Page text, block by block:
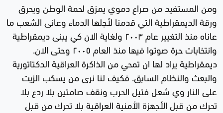
ومن المستفيد من صراع دموي يمزق لحمة الوطن ويحرق
ورقة الديمقراطية التي قدمنا لأجلها الدماء وعانى الشعب ما
عاناه منذ التغيير عام ٢٠٠٣ ولغاية الان كي يبنى ديمقراطية
وانتخابات حرة صوتوا فيها منذ العام ٢٠٠٥ وحتى الان.
ديمقراطية يراد لها ان تمحي من الذاكرة العراقية الدكتاتورية
والبعث والنظام السابق. فكيف لنا نرى من يسكب الزيت
على النار وي شعل فتيل الحرب ونقف صامتين بلا ردع بلا
تحرك من قبل الأجهزة الأمنية العراقية بلا تحرك من قبل